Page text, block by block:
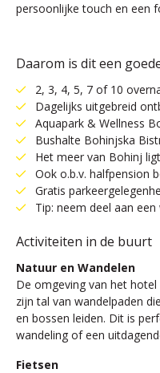
persoonlijke touch en een
Daarom is dit een
2, 3, 4, 5, 7 of 10
Dagelijks uitgebreid
Aquapark & Wellness
Bushalte Bohinjska
Het meer van Bohinj
Ook o.b.v. halfpension
Gratis
Tip: neem deel aan
Activiteiten in de buurt
Natuur en Wandelen
De omgeving van het
zijn tal van wandelpaden
en bossen leiden. Dit is
wandeling of een
Fietsen